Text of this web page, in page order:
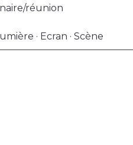
réunion
· Ecran · Scène